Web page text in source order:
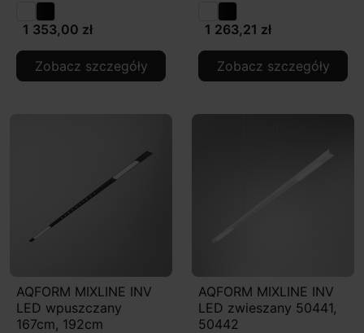
1 353,00 zł
Zobacz szczegóły
1 263,21 zł
Zobacz szczegóły
AQFORM MIXLINE INV
LED wpuszczany
167cm, 192cm
AQFORM MIXLINE INV
LED zwieszany 50441,
50442